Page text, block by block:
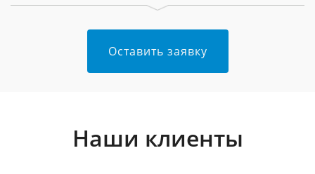
Оставить заявку
Наши клиенты